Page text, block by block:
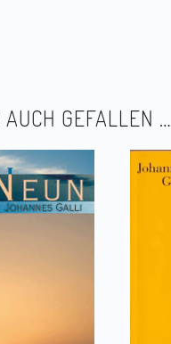
GEFALLEN …